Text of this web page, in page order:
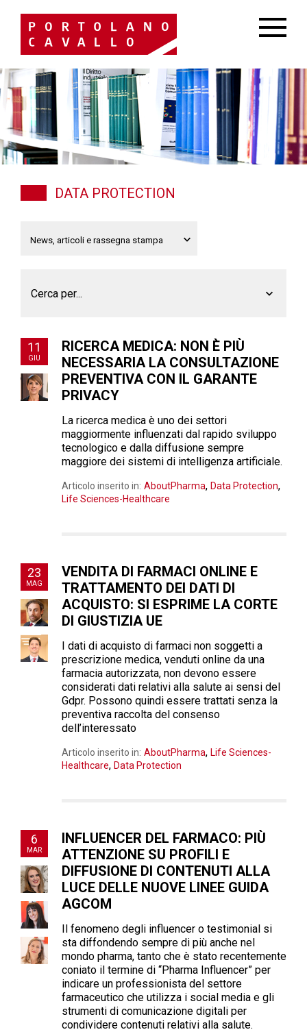
DATA PROTECTION
Cerca per...
11
GIU
RICERCA MEDICA: NON È PIÙ
NECESSARIA LA CONSULTAZIONE
PREVENTIVA CON IL GARANTE
PRIVACY
La ricerca medica è uno dei settori
maggiormente influenzati dal rapido sviluppo
tecnologico e dalla diffusione sempre
maggiore dei sistemi di intelligenza artificiale.
Articolo inserito in: AboutPharma, Data Protection,
Life Sciences-Healthcare
23
MAG
VENDITA DI FARMACI ONLINE E
TRATTAMENTO DEI DATI DI
ACQUISTO: SI ESPRIME LA CORTE
DI GIUSTIZIA UE
I dati di acquisto di farmaci non soggetti a
prescrizione medica, venduti online da una
farmacia autorizzata, non devono essere
considerati dati relativi alla salute ai sensi del
Gdpr. Possono quindi essere trattati senza la
preventiva raccolta del consenso
dell’interessato
Articolo inserito in: AboutPharma, Life Sciences-
Healthcare, Data Protection
6
MAR
INFLUENCER DEL FARMACO: PIÙ
ATTENZIONE SU PROFILI E
DIFFUSIONE DI CONTENUTI ALLA
LUCE DELLE NUOVE LINEE GUIDA
AGCOM
Il fenomeno degli influencer o testimonial si
sta diffondendo sempre di più anche nel
mondo pharma, tanto che è stato recentemente
coniato il termine di “Pharma Influencer” per
indicare un professionista del settore
farmaceutico che utilizza i social media e gli
strumenti di comunicazione digitali per
condividere contenuti relativi alla salute.